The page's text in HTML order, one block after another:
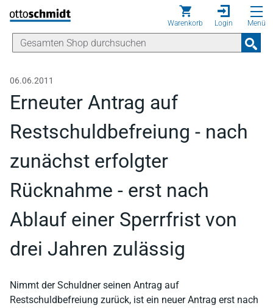
Direkt zum Inhalt
Warenkorb Login Menü
06.06.2011
Erneuter Antrag auf
Restschuldbefreiung - nach
zunächst erfolgter
Rücknahme - erst nach
Ablauf einer Sperrfrist von
drei Jahren zulässig
Nimmt der Schuldner seinen Antrag auf
Restschuldbefreiung zurück, ist ein neuer Antrag erst nach